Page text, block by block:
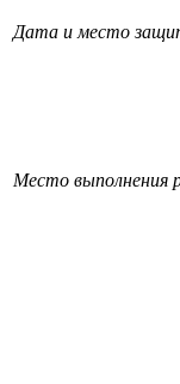
Дата и место
Место выполнения